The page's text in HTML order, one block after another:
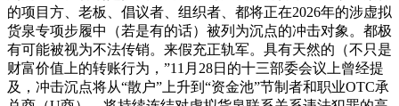
的项目方、老板、倡议者、组织者、都将正在2026年的涉虚拟
货泉专项步履中（若是有的话）被列为沉点的冲击对象。都极
有可能被视为不法传销。来假充正轨军。具有天然的（不只是
财富价值上的转账行为，”11月28日的十三部委会议上曾经提
及，冲击沉点将从“散户”上升到“资金池”节制者和职业OTC承